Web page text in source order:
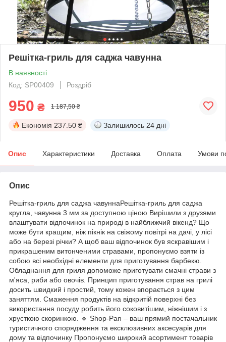
Решітка-гриль для саджа чавунна
В наявності
Код: SP00409
Роздріб
950 ₴ 1 187,50 ₴
Економія 237.50 ₴ Залишилось 24 дні
Опис Характеристики Доставка Оплата Умови
Опис
Решітка-гриль для саджа чавуннаРешітка-гриль для саджа
кругла, чавунна 3 мм за доступною ціною Вирішили з друзями
влаштувати відпочинок на природі в найближчий вікенд? Що
може бути кращим, ніж пікнік на свіжому повітрі на дачі, у лісі
або на березі річки? А щоб ваш відпочинок був яскравішим і
прикрашеним витонченими стравами, пропонуємо взяти із
собою всі необхідні елементи для приготування барбекю.
Обладнання для гриля допоможе приготувати смачні страви з
м'яса, риби або овочів. Принцип приготування страв на грилі
досить швидкий і простий, тому кожен впорається з цим
заняттям. Смаження продуктів на відкритій поверхні без
використання посуду робить його соковитішим, ніжнішим і з
хрусткою скоринкою. 🔹 Shop-Pan – ваш прямий постачальник
туристичного спорядження та ексклюзивних аксесуарів для
дому та відпочинку Пропонуємо широкий асортимент товарів